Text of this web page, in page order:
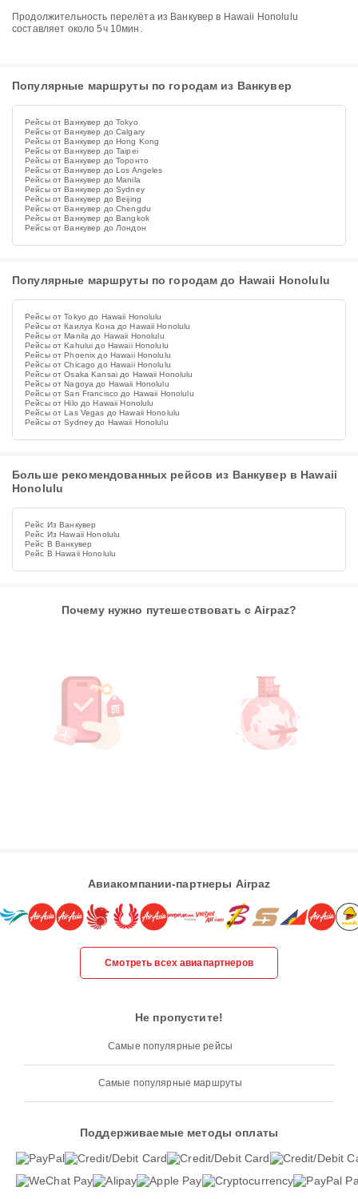
Продолжительность перелёта из Ванкувер в Hawaii Honolulu
составляет около 5ч 10мин.
Популярные маршруты по городам из Ванкувер
Рейсы от Ванкувер до Tokyo
Рейсы от Ванкувер до Calgary
Рейсы от Ванкувер до Hong Kong
Рейсы от Ванкувер до Taipei
Рейсы от Ванкувер до Торонто
Рейсы от Ванкувер до Los Angeles
Рейсы от Ванкувер до Manila
Рейсы от Ванкувер до Sydney
Рейсы от Ванкувер до Beijing
Рейсы от Ванкувер до Chengdu
Рейсы от Ванкувер до Bangkok
Рейсы от Ванкувер до Лондон
Популярные маршруты по городам до Hawaii Honolulu
Рейсы от Tokyo до Hawaii Honolulu
Рейсы от Каилуа Кона до Hawaii Honolulu
Рейсы от Manila до Hawaii Honolulu
Рейсы от Kahului до Hawaii Honolulu
Рейсы от Phoenix до Hawaii Honolulu
Рейсы от Chicago до Hawaii Honolulu
Рейсы от Osaka Kansai до Hawaii Honolulu
Рейсы от Nagoya до Hawaii Honolulu
Рейсы от San Francisco до Hawaii Honolulu
Рейсы от Hilo до Hawaii Honolulu
Рейсы от Las Vegas до Hawaii Honolulu
Рейсы от Sydney до Hawaii Honolulu
Больше рекомендованных рейсов из Ванкувер в Hawaii
Honolulu
Рейс Из Ванкувер
Рейс Из Hawaii Honolulu
Рейс В Ванкувер
Рейс В Hawaii Honolulu
Почему нужно путешествовать с Airpaz?
Авиакомпании-партнеры Airpaz
Смотреть всех авиапартнеров
Не пропустите!
Самые популярные рейсы
Самые популярные маршруты
Поддерживаемые методы оплаты